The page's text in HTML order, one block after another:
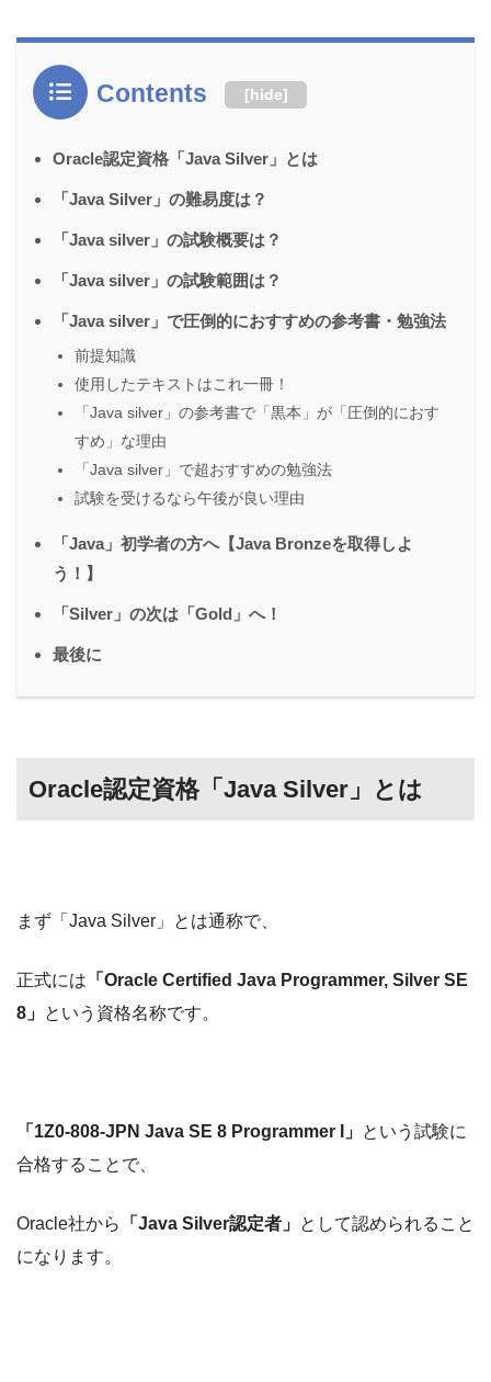
Contents [hide]
Oracle認定資格「Java Silver」とは
「Java Silver」の難易度は？
「Java silver」の試験概要は？
「Java silver」の試験範囲は？
「Java silver」で圧倒的におすすめの参考書・勉強法
前提知識
使用したテキストはこれ一冊！
「Java silver」の参考書で「黒本」が「圧倒的におす
すめ」な理由
「Java silver」で超おすすめの勉強法
試験を受けるなら午後が良い理由
「Java」初学者の方へ【Java Bronzeを取得しよ
う！】
「Silver」の次は「Gold」へ！
最後に
Oracle認定資格「Java Silver」とは
まず「Java Silver」とは通称で、
正式には 「Oracle Certified Java Programmer, Silver SE
8」 という資格名称です。
「1Z0-808-JPN Java SE 8 Programmer I」 という試験に
合格することで、
Oracle社から 「Java Silver認定者」 として認められること
になります。